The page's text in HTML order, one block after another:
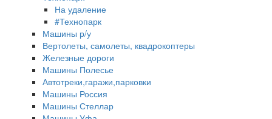
На удаление
#Технопарк
Машины р/у
Вертолеты, самолеты, квадрокоптеры
Железные дороги
Машины Полесье
Автотреки,гаражи,парковки
Машины Россия
Машины Стеллар